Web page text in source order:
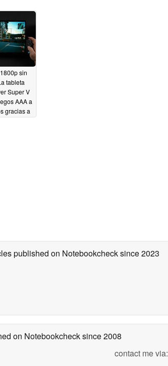
sin
tableta
Super V
AAA a
gracias a
published on Notebookchecksince 2023
on Notebookchecksince 2008
contact me via: